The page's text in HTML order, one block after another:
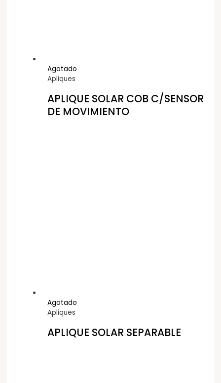
Agotado
Apliques
APLIQUE SOLAR COB C/SENSOR
DE MOVIMIENTO
Agotado
Apliques
APLIQUE SOLAR SEPARABLE